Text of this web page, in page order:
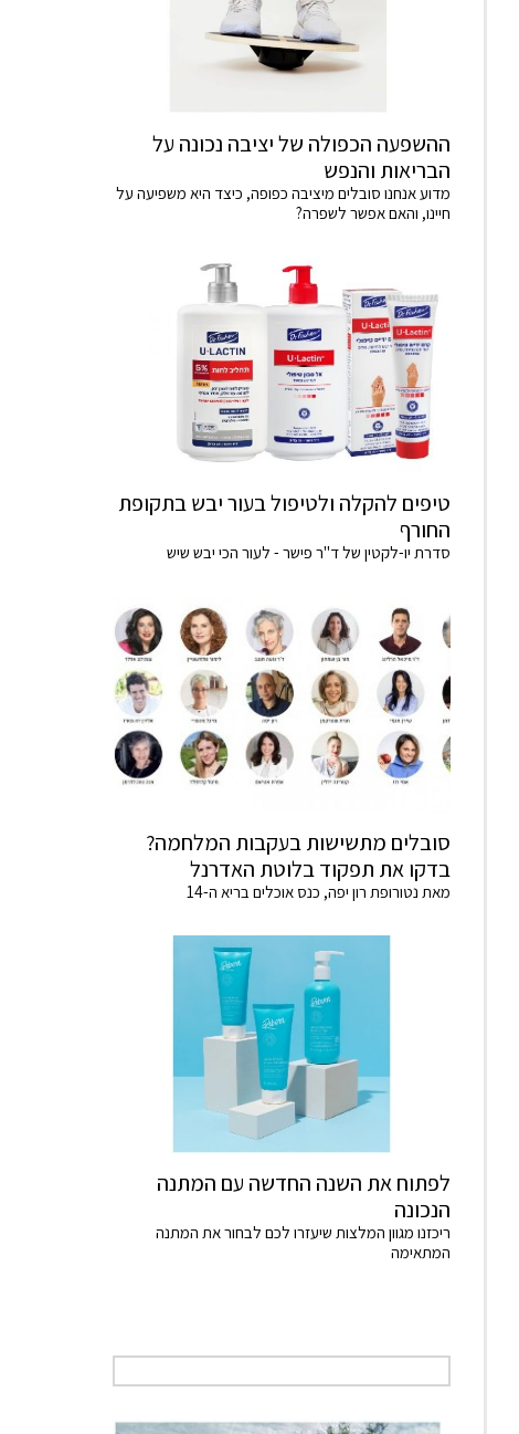
ההשפעה הכפולה של יציבה נכונה על
הבריאות והנפש
מדוע אנחנו סובלים מיציבה כפופה, כיצד היא משפיעה על
חיינו, והאם אפשר לשפרה?
טיפים להקלה ולטיפול בעור יבש בתקופת
החורף
סדרת יו-לקטין של ד"ר פישר - לעור הכי יבש שיש
סובלים מתשישות בעקבות המלחמה?
בדקו את תפקוד בלוטת האדרנל
מאת נטורופת רון יפה, כנס אוכלים בריא ה-14
לפתוח את השנה החדשה עם המתנה
הנכונה
ריכזנו מגוון המלצות שיעזרו לכם לבחור את המתנה
המתאימה